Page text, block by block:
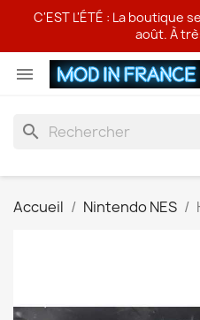
C'EST L'ÉTÉ : La boutique
août. À

search
Accueil Nintendo NES